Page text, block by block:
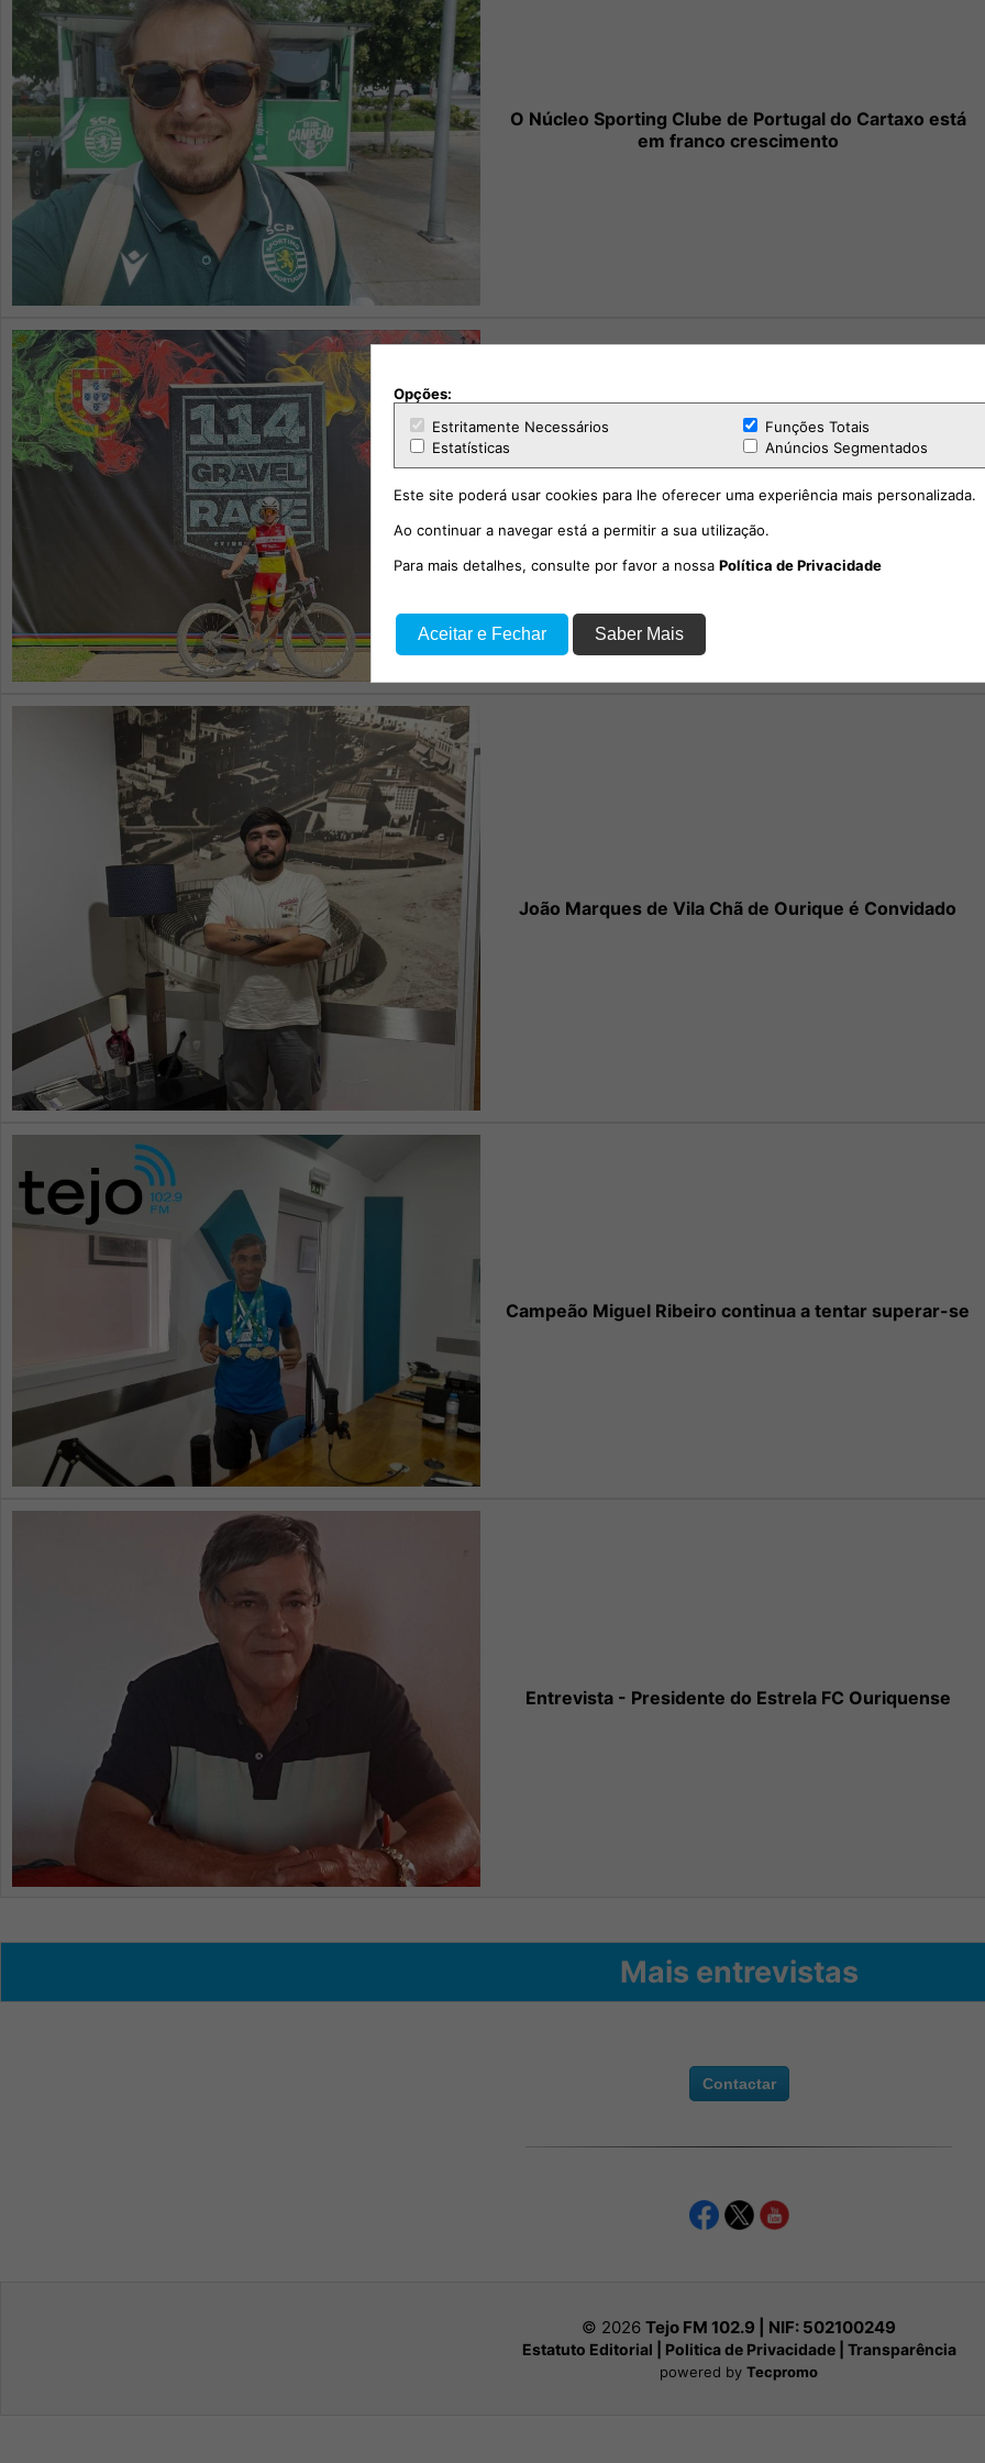
O Núcleo Sporting Clube de Portugal do Cartaxo está
em franco crescimento
Entrevista: Com Vasco Costa
João Marques de Vila Chã de Ourique é Convidado
Campeão Miguel Ribeiro continua a tentar superar-se
Entrevista - Presidente do Estrela FC Ouriquense
Mais entrevistas
Contactar
© 2026 Tejo FM 102.9 | NIF: 502100249
Estatuto Editorial Politica de Privacidade| Transparência
powered by Tecpromo
Opções:
Estritamente Necessários
Funções Totais
Estatísticas
Anúncios Segmentados
Este site poderá usar cookies para lhe oferecer uma experiência mais personalizada.
Ao continuar a navegar está a permitir a sua utilização.
Para mais detalhes, consulte por favor a nossa Política de Privacidade
Aceitar e Fechar Saber Mais